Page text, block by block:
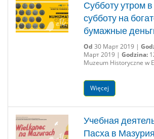
Субботу утром
субботу на
бумажные
Od 30 Март 2019 |
Март 2019 | Godzina:
Muzeum Historyczne w
Więcej
Учебная
Пасха в Мазурия